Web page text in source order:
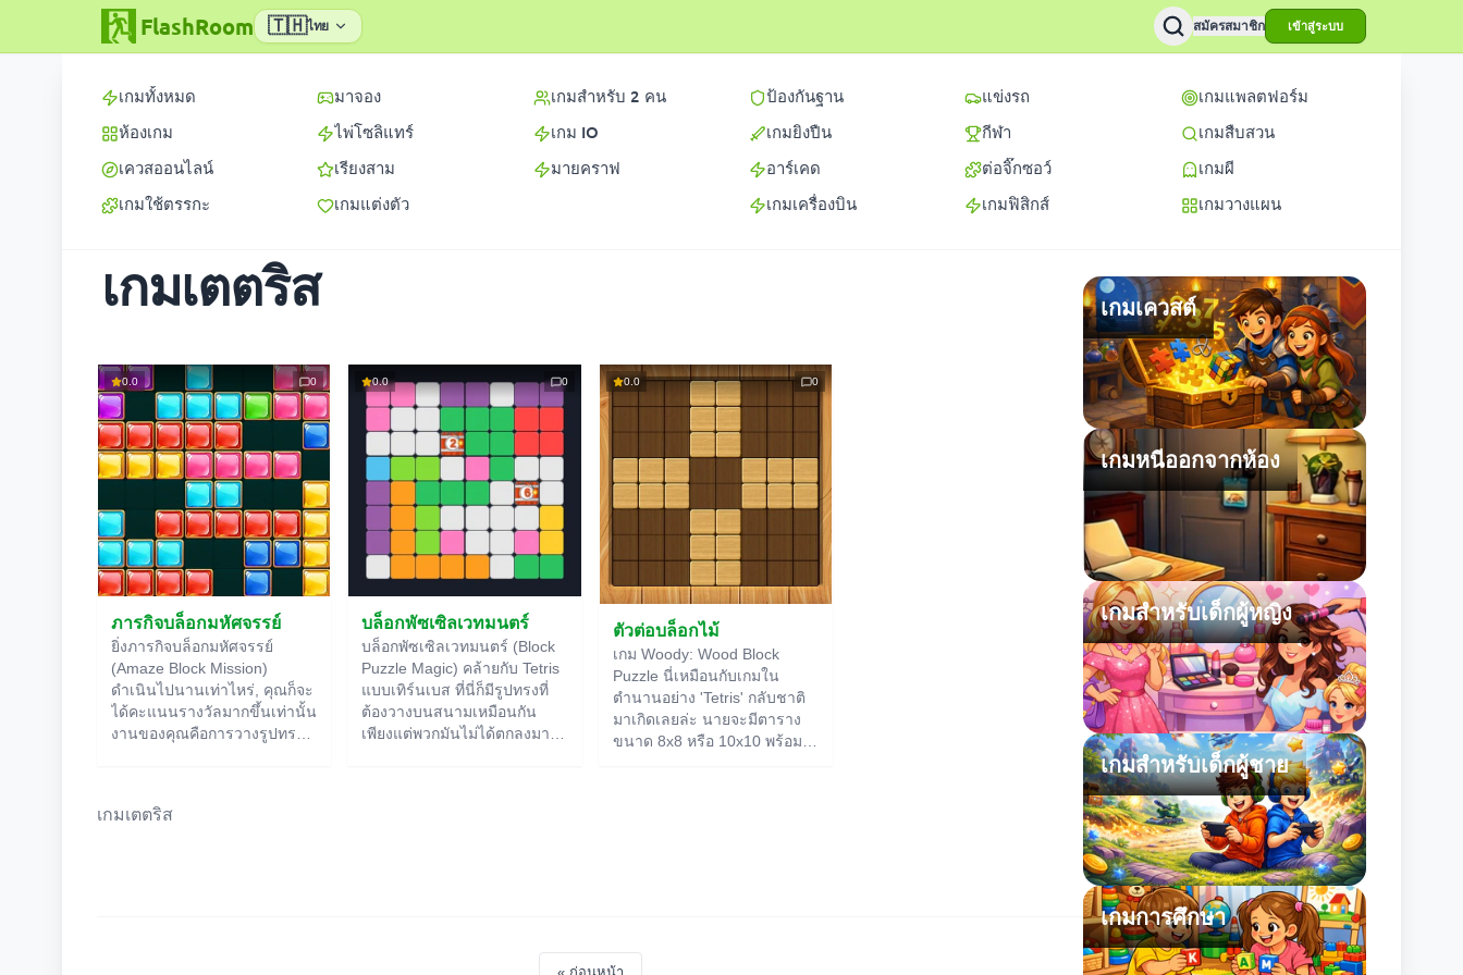
FlashRoom 🇹🇭ไทย สมัครสมาชิก เข้าสู่ระบบ
เกมทั้งหมด
ห้องเกม
เควสออนไลน์
เกมใช้ตรรกะ
มาจอง
ไพ่โซลิแทร์
เรียงสาม
เกมแต่งตัว
เกมสำหรับ 2 คน
เกม IO
มายคราฟ
ป้องกันฐาน
เกมยิงปืน
อาร์เคด
เกมเครื่องบิน
แข่งรถ
กีฬา
ต่อจิ๊กซอว์
เกมฟิสิกส์
เกมแพลตฟอร์ม
เกมสืบสวน
เกมผี
เกมวางแผน
เกมเตตริส
0.0 0
ภารกิจบล็อกมหัศจรรย์
ยิ่งภารกิจบล็อกมหัศจรรย์
(Amaze Block Mission)
ดำเนินไปนานเท่าไหร่, คุณก็จะ
ได้คะแนนรางวัลมากขึ้นเท่านั้น
งานของคุณคือการวางรูปทรง
โหว่อยู่อย่างหนึ่ง: หากคุณสร้าง
0.0 0
บล็อกพัซเซิลเวทมนตร์
บล็อกพัซเซิลเวทมนตร์ (Block
Puzzle Magic) คล้ายกับ Tetris
แบบเทิร์นเบส ที่นี่ก็มีรูปทรงที่
ต้องวางบนสนามเหมือนกัน
เพียงแต่พวกมันไม่ได้ตกลงมา
0.0 0
ตัวต่อบล็อกไม้
เกม Woody: Wood Block
Puzzle นี่เหมือนกับเกมใน
ตำนานอย่าง 'Tetris' กลับชาติ
มาเกิดเลยล่ะ นายจะมีตาราง
ขนาด 8x8 หรือ 10x10 พร้อม
เกมเตตริส
เกมเควสต์
เกมหนีออกจากห้อง
เกมสำหรับเด็กผู้หญิง
เกมสำหรับเด็กผู้ชาย
เกมการศึกษา